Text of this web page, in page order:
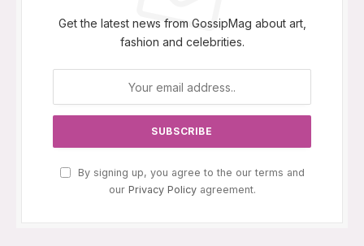
Get the latest news from GossipMag about art,
fashion and celebrities.
By signing up, you agree to the our terms and
our Privacy Policyagreement.